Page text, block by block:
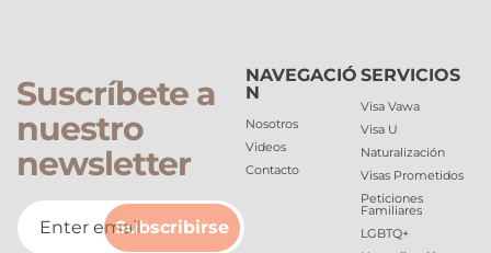
Suscríbete a
nuestro
newsletter
Subscribirse
NAVEGACIÓ
N
Nosotros
Videos
Contacto
SERVICIOS
Visa Vawa
Visa U
Naturalización
Visas Prometidos
Peticiones
Familiares
LGBTQ+